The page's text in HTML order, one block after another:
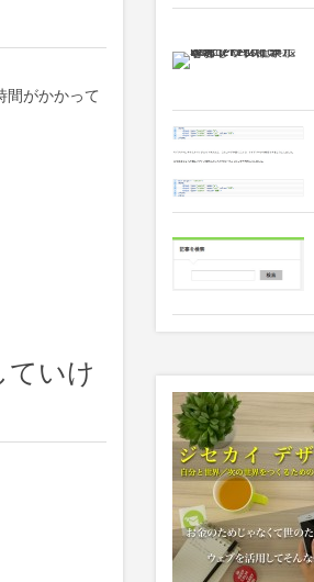
間がかかって
ていけ